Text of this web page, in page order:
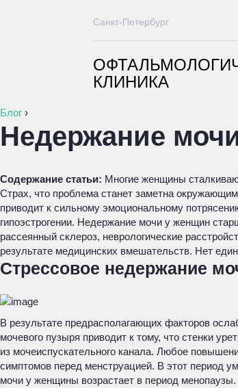
КЛИНИКА
Санкт-Петербург
Блог ›
Недержание
Содержание статьи: Многие женщины
Страх, что проблема станет заметна
приводит к сильному эмоциональному
гипоэстрогении. Недержание мочи у женщин
рассеянный склероз, неврологические
результате медицинских вмешательств. Нет
Стрессовое недержание
В результате предрасполагающих факторов
мочевого пузыря приводит к тому, что стенки
из мочеиспускательного канала. Любое
симптомов перед менструацией. В этот период
мочи у женщины возрастает в период менопаузы.